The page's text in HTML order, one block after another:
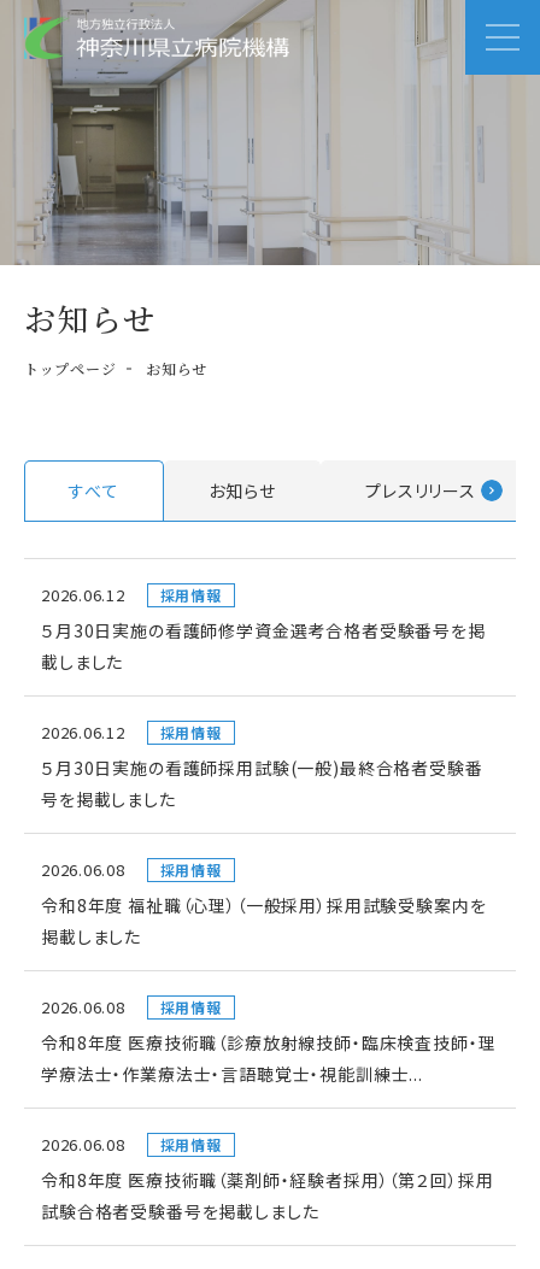
お知らせ
トップページ お知らせ
すべて お知らせ プレスリリース
2026.06.12 採用情報
５月30日実施の看護師修学資金選考合格者受験番号を掲
載しました
2026.06.12 採用情報
５月30日実施の看護師採用試験(一般)最終合格者受験番
号を掲載しました
2026.06.08 採用情報
令和8年度 福祉職（心理）（一般採用）採用試験受験案内を
掲載しました
2026.06.08 採用情報
令和8年度 医療技術職（診療放射線技師・臨床検査技師・理
学療法士・作業療法士・言語聴覚士・視能訓練士...
2026.06.08 採用情報
令和8年度 医療技術職（薬剤師・経験者採用）（第２回）採用
試験合格者受験番号を掲載しました